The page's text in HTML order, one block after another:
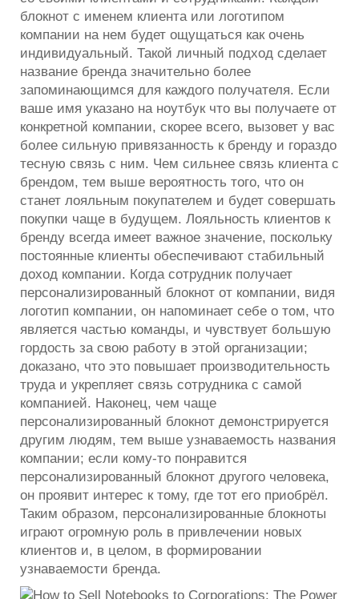
блокнот с именем клиента или логотипом
компании на нем будет ощущаться как очень
индивидуальный. Такой личный подход сделает
название бренда значительно более
запоминающимся для каждого получателя. Если
ваше имя указано на ноутбук что вы получаете от
конкретной компании, скорее всего, вызовет у вас
более сильную привязанность к бренду и гораздо
тесную связь с ним. Чем сильнее связь клиента с
брендом, тем выше вероятность того, что он
станет лояльным покупателем и будет совершать
покупки чаще в будущем. Лояльность клиентов к
бренду всегда имеет важное значение, поскольку
постоянные клиенты обеспечивают стабильный
доход компании. Когда сотрудник получает
персонализированный блокнот от компании, видя
логотип компании, он напоминает себе о том, что
является частью команды, и чувствует большую
гордость за свою работу в этой организации;
доказано, что это повышает производительность
труда и укрепляет связь сотрудника с самой
компанией. Наконец, чем чаще
персонализированный блокнот демонстрируется
другим людям, тем выше узнаваемость названия
компании; если кому-то понравится
персонализированный блокнот другого человека,
он проявит интерес к тому, где тот его приобрёл.
Таким образом, персонализированные блокноты
играют огромную роль в привлечении новых
клиентов и, в целом, в формировании
узнаваемости бренда.